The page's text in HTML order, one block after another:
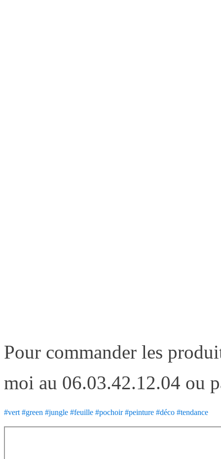
Pour commander les
moi au 06.03.42.12.04 ou
#vert #green #jungle #feuille #pochoir #peinture #déco #tendance